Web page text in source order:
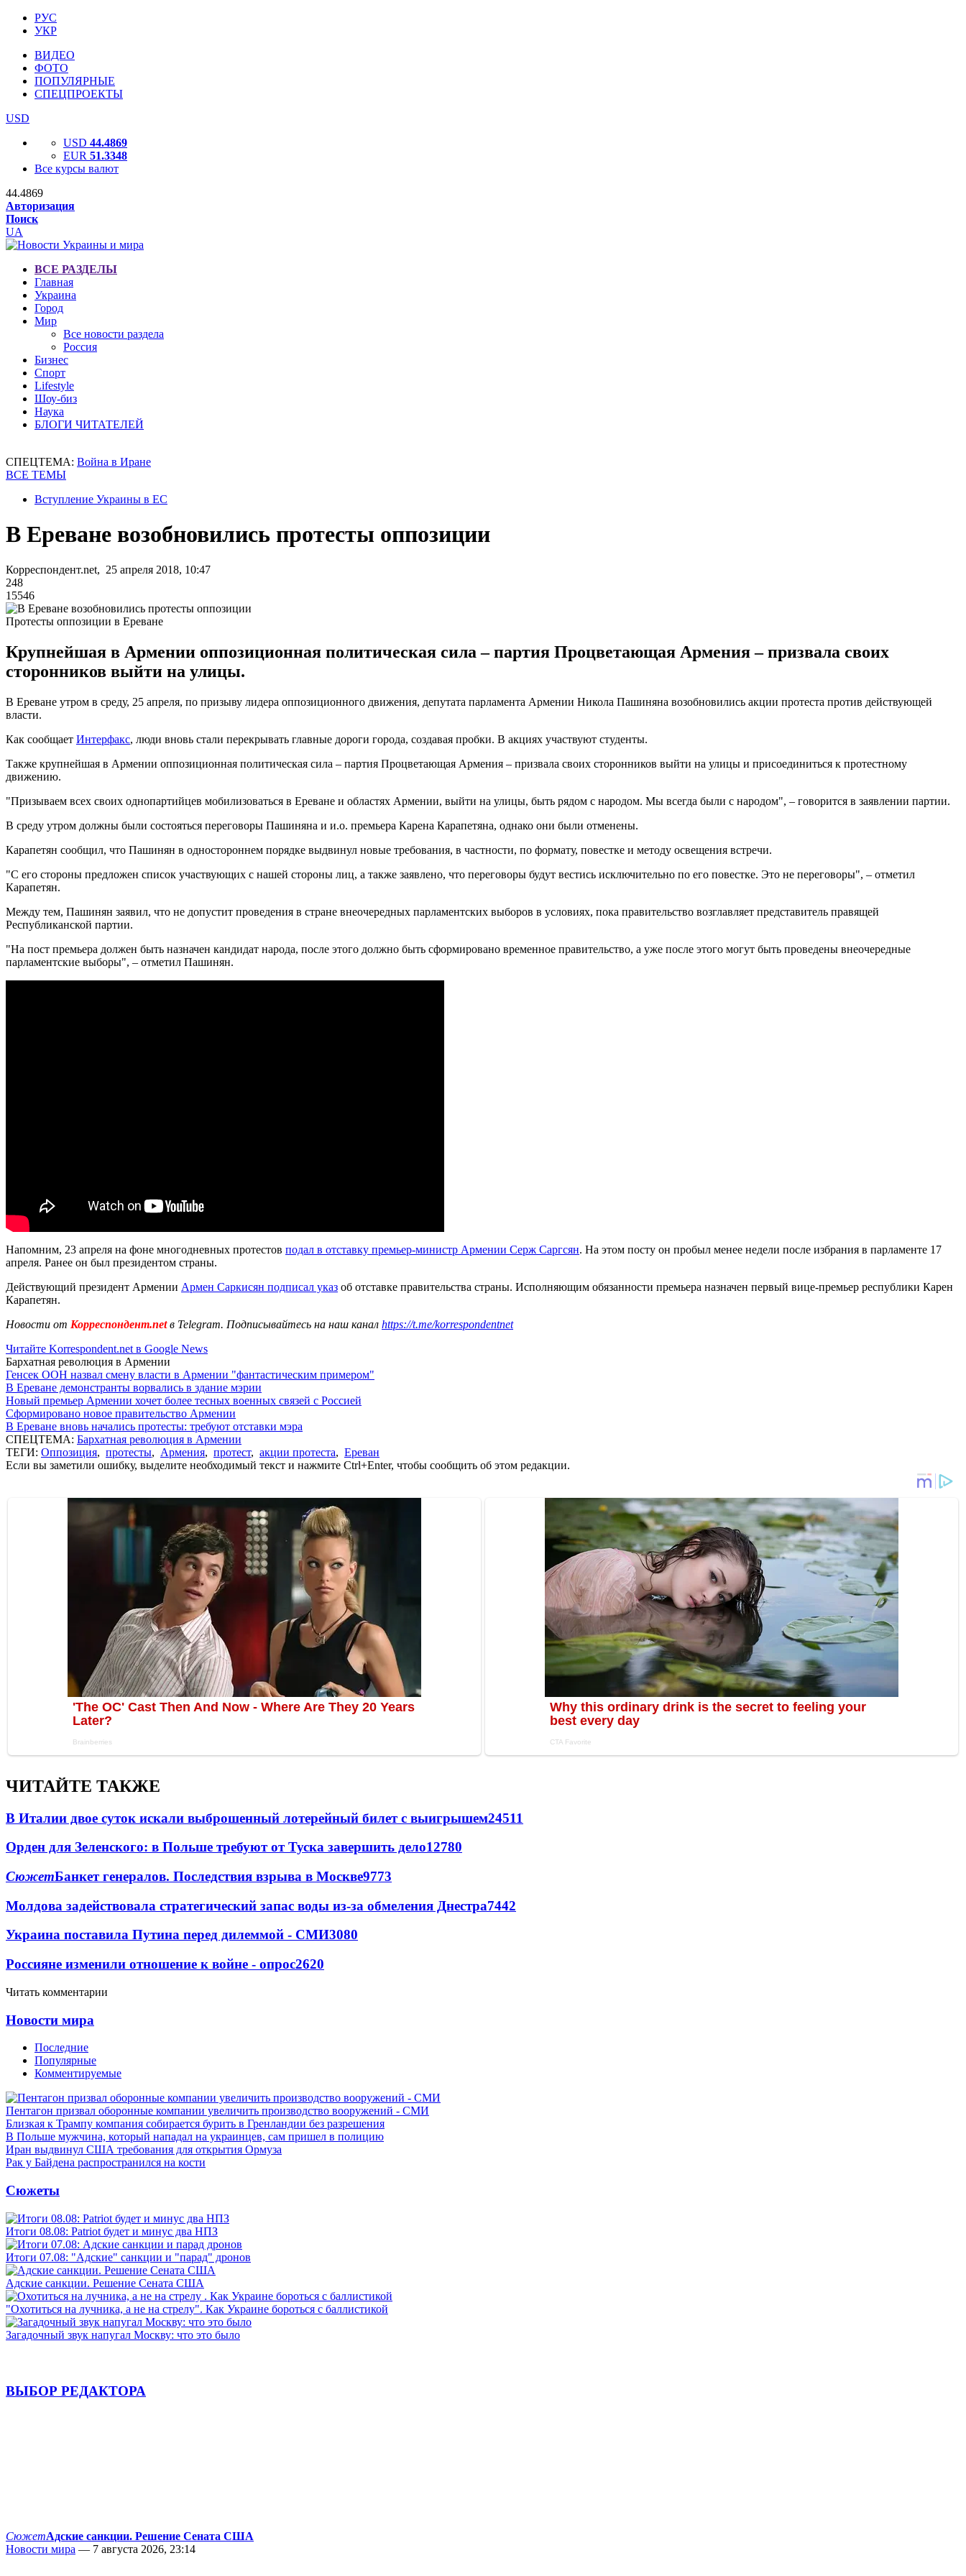
РУС
УКР
ВИДЕО
ФОТО
ПОПУЛЯРНЫЕ
СПЕЦПРОЕКТЫ
USD
USD 44.4869
EUR 51.3348
Все курсы валют
44.4869
Авторизация
Поиск
UA
ВСЕ РАЗДЕЛЫ
Главная
Украина
Город
Мир
Все новости раздела
Россия
Бизнес
Спорт
Lifestyle
Шоу-биз
Наука
БЛОГИ ЧИТАТЕЛЕЙ
СПЕЦТЕМА: Война в Иране
ВСЕ ТЕМЫ
Вступление Украины в ЕС
В Ереване возобновились протесты оппозиции
Корреспондент.net, 25 апреля 2018, 10:47
248
15546
Протесты оппозиции в Ереване
Крупнейшая в Армении оппозиционная политическая сила – партия Процветающая Армения – призвала своих
сторонников выйти на улицы.
В Ереване утром в среду, 25 апреля, по призыву лидера оппозиционного движения, депутата парламента Армении Никола Пашиняна возобновились акции протеста против действующей
власти.
Как сообщает Интерфакс, люди вновь стали перекрывать главные дороги города, создавая пробки. В акциях участвуют студенты.
Также крупнейшая в Армении оппозиционная политическая сила – партия Процветающая Армения – призвала своих сторонников выйти на улицы и присоединиться к протестному
движению.
"Призываем всех своих однопартийцев мобилизоваться в Ереване и областях Армении, выйти на улицы, быть рядом с народом. Мы всегда были с народом", – говорится в заявлении партии.
В среду утром должны были состояться переговоры Пашиняна и и.о. премьера Карена Карапетяна, однако они были отменены.
Карапетян сообщил, что Пашинян в одностороннем порядке выдвинул новые требования, в частности, по формату, повестке и методу освещения встречи.
"С его стороны предложен список участвующих с нашей стороны лиц, а также заявлено, что переговоры будут вестись исключительно по его повестке. Это не переговоры", – отметил
Карапетян.
Между тем, Пашинян заявил, что не допустит проведения в стране внеочередных парламентских выборов в условиях, пока правительство возглавляет представитель правящей
Республиканской партии.
"На пост премьера должен быть назначен кандидат народа, после этого должно быть сформировано временное правительство, а уже после этого могут быть проведены внеочередные
парламентские выборы", – отметил Пашинян.
Напомним, 23 апреля на фоне многодневных протестов подал в отставку премьер-министр Армении Серж Саргсян. На этом посту он пробыл менее недели после избрания в парламенте 17
апреля. Ранее он был президентом страны.
Действующий президент Армении Армен Саркисян подписал указ об отставке правительства страны. Исполняющим обязанности премьера назначен первый вице-премьер республики Карен
Карапетян.
Новости от Корреспондент.netв Telegram. Подписывайтесь на наш канал https://t.me/korrespondentnet
Читайте Korrespondent.net в Google News
Бархатная революция в Армении
Генсек ООН назвал смену власти в Армении "фантастическим примером"
В Ереване демонстранты ворвались в здание мэрии
Новый премьер Армении хочет более тесных военных связей с Россией
Сформировано новое правительство Армении
В Ереване вновь начались протесты: требуют отставки мэра
СПЕЦТЕМА: Бархатная революция в Армении
ТЕГИ: Оппозиция, протесты, Армения, протест, акции протеста, Ереван
Если вы заметили ошибку, выделите необходимый текст и нажмите Ctrl+Enter, чтобы сообщить об этом редакции.
ЧИТАЙТЕ ТАКЖЕ
В Италии двое суток искали выброшенный лотерейный билет с выигрышем24511
Орден для Зеленского: в Польше требуют от Туска завершить дело12780
СюжетБанкет генералов. Последствия взрыва в Москве9773
Молдова задействовала стратегический запас воды из-за обмеления Днестра7442
Украина поставила Путина перед дилеммой - СМИ3080
Россияне изменили отношение к войне - опрос2620
Читать комментарии
Новости мира
Последние
Популярные
Комментируемые
Пентагон призвал оборонные компании увеличить производство вооружений - СМИ
Близкая к Трампу компания собирается бурить в Гренландии без разрешения
В Польше мужчина, который нападал на украинцев, сам пришел в полицию
Иран выдвинул США требования для открытия Ормуза
Рак у Байдена распространился на кости
Сюжеты
Итоги 08.08: Patriot будет и минус два НПЗ
Итоги 07.08: "Адские" санкции и "парад" дронов
Адские санкции. Решение Сената США
"Охотиться на лучника, а не на стрелу". Как Украине бороться с баллистикой
Загадочный звук напугал Москву: что это было
ВЫБОР РЕДАКТОРА
СюжетАдские санкции. Решение Сената США
Новости мира — 7 августа 2026, 23:14